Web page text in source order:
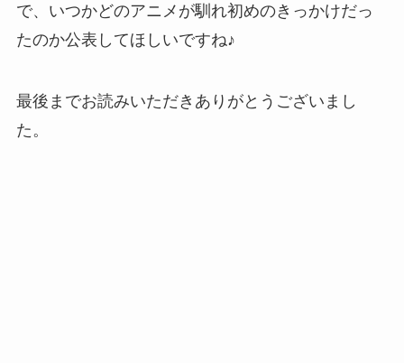
で、いつかどのアニメが馴れ初めのきっかけだっ
たのか公表してほしいですね♪
最後までお読みいただきありがとうございまし
た。